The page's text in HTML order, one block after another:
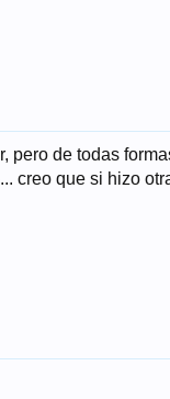
de todas
creo que si hizo